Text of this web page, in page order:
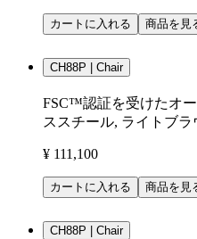
カートに入れる 商品を見
CH88P | Chair
FSC™認証を受けたオ
ススチール, ライトブラ
¥ 111,100
カートに入れる 商品を見
CH88P | Chair